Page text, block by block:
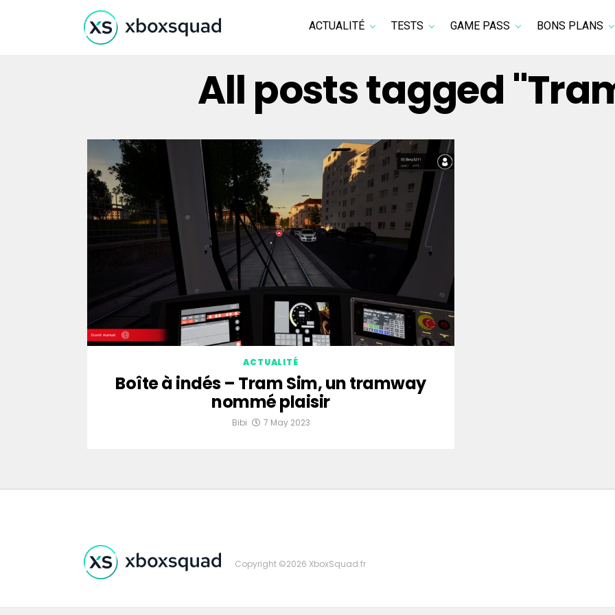
ACTUALITÉ TESTS GAME PASS BONS PLANS
All posts tagged
ACTUALITÉ
Boîte à indés – Tram Sim, un tramway
nommé plaisir
Bibi 7 May 2023
Copyright ©2026 XboxSquad.fr